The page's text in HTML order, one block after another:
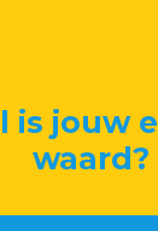
is jouw
waard?